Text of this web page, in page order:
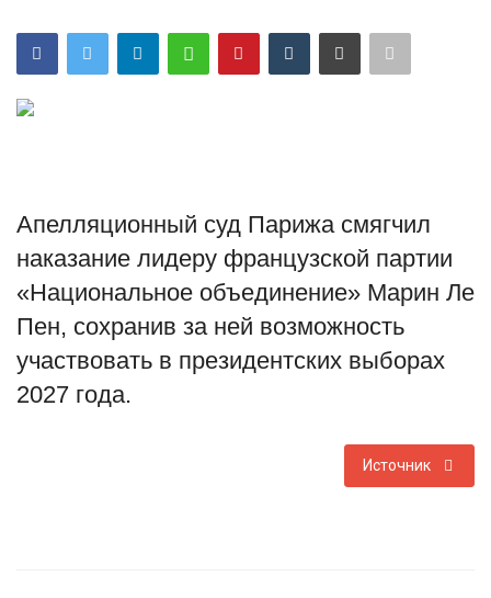
Экономика
Туризм
Недвижимость
Авто
Апелляционный суд Парижа смягчил
наказание лидеру французской партии
«Национальное объединение» Марин Ле
Пен, сохранив за ней возможность
участвовать в президентских выборах
2027 года.
Источник